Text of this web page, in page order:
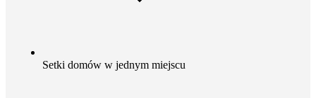
Setki domów w jednym miejscu